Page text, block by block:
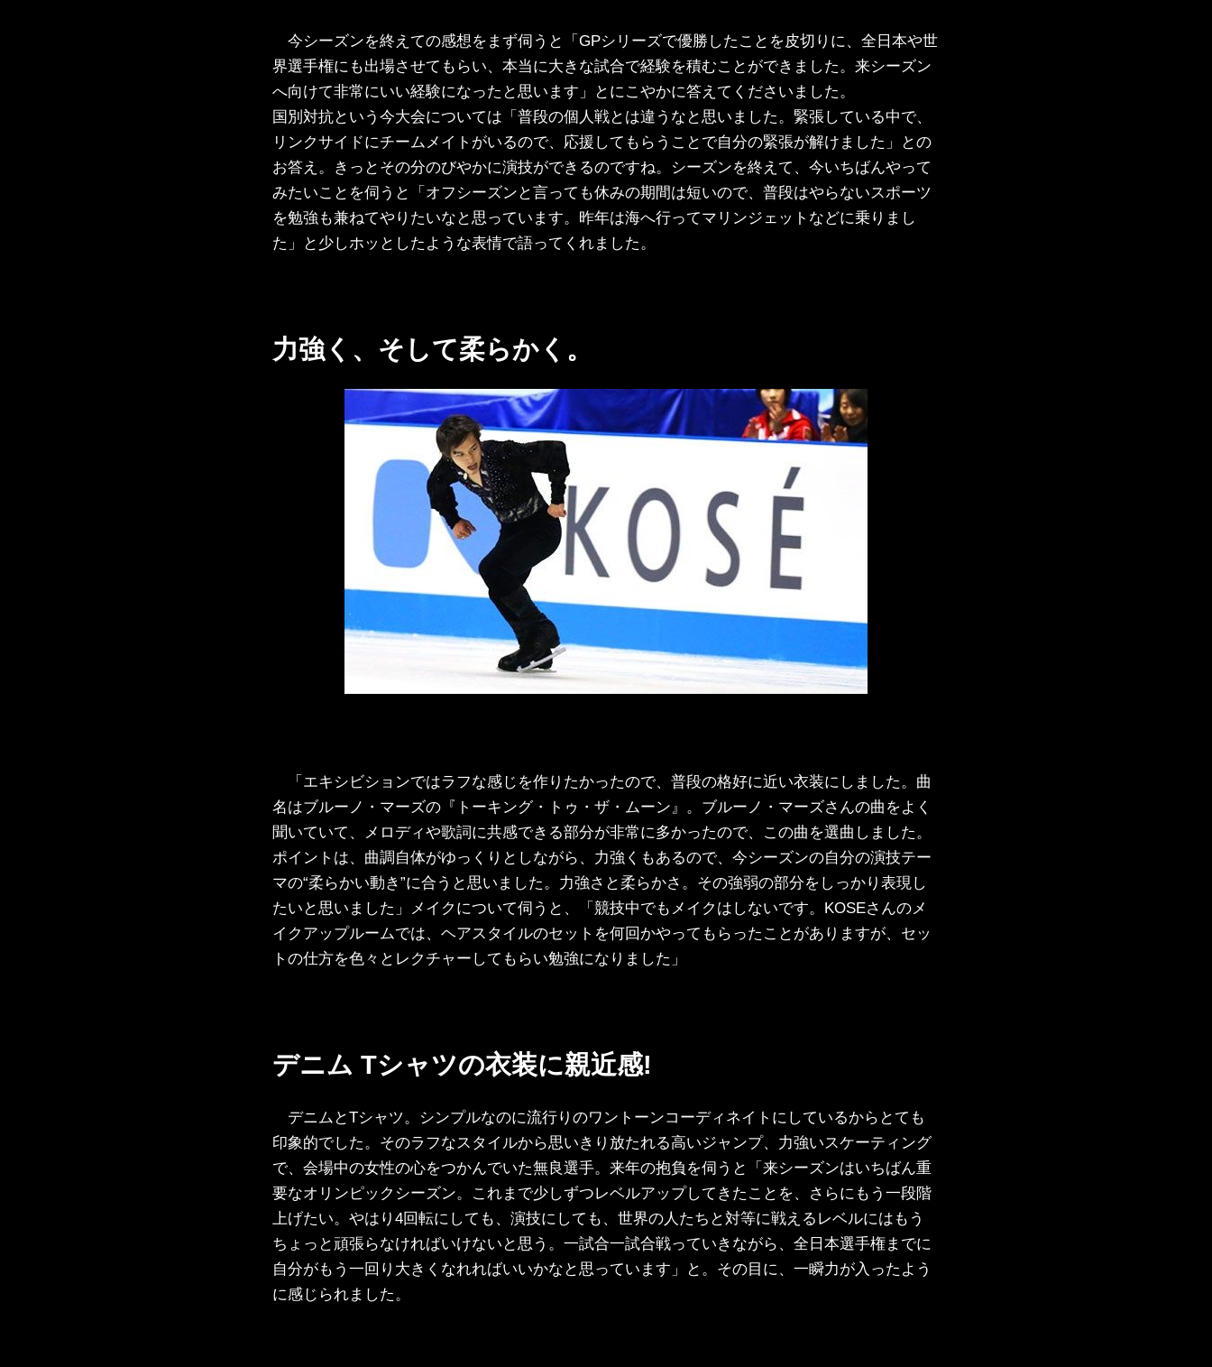
今シーズンを終えての感想をまず伺うと「GPシリーズで優勝したことを皮切りに、全日本や世
界選手権にも出場させてもらい、本当に大きな試合で経験を積むことができました。来シーズン
へ向けて非常にいい経験になったと思います」とにこやかに答えてくださいました。
国別対抗という今大会については「普段の個人戦とは違うなと思いました。緊張している中で、
リンクサイドにチームメイトがいるので、応援してもらうことで自分の緊張が解けました」との
お答え。きっとその分のびやかに演技ができるのですね。シーズンを終えて、今いちばんやって
みたいことを伺うと「オフシーズンと言っても休みの期間は短いので、普段はやらないスポーツ
を勉強も兼ねてやりたいなと思っています。昨年は海へ行ってマリンジェットなどに乗りまし
た」と少しホッとしたような表情で語ってくれました。
力強く、そして柔らかく。
「エキシビションではラフな感じを作りたかったので、普段の格好に近い衣装にしました。曲
名はブルーノ・マーズの『トーキング・トゥ・ザ・ムーン』。ブルーノ・マーズさんの曲をよく
聞いていて、メロディや歌詞に共感できる部分が非常に多かったので、この曲を選曲しました。
ポイントは、曲調自体がゆっくりとしながら、力強くもあるので、今シーズンの自分の演技テー
マの“柔らかい動き”に合うと思いました。力強さと柔らかさ。その強弱の部分をしっかり表現し
たいと思いました」メイクについて伺うと、「競技中でもメイクはしないです。KOSEさんのメ
イクアップルームでは、ヘアスタイルのセットを何回かやってもらったことがありますが、セッ
トの仕方を色々とレクチャーしてもらい勉強になりました」
デニム Tシャツの衣装に親近感!
デニムとTシャツ。シンプルなのに流行りのワントーンコーディネイトにしているからとても
印象的でした。そのラフなスタイルから思いきり放たれる高いジャンプ、力強いスケーティング
で、会場中の女性の心をつかんでいた無良選手。来年の抱負を伺うと「来シーズンはいちばん重
要なオリンピックシーズン。これまで少しずつレベルアップしてきたことを、さらにもう一段階
上げたい。やはり4回転にしても、演技にしても、世界の人たちと対等に戦えるレベルにはもう
ちょっと頑張らなければいけないと思う。一試合一試合戦っていきながら、全日本選手権までに
自分がもう一回り大きくなれればいいかなと思っています」と。その目に、一瞬力が入ったよう
に感じられました。